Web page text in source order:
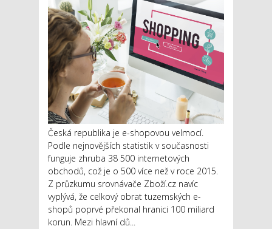
Česká republika je e-shopovou velmocí.
Podle nejnovějších statistik v současnosti
funguje zhruba 38 500 internetových
obchodů, což je o 500 více než v roce 2015.
Z průzkumu srovnávače Zboží.cz navíc
vyplývá, že celkový obrat tuzemských e-
shopů poprvé překonal hranici 100 miliard
korun. Mezi hlavní dů...